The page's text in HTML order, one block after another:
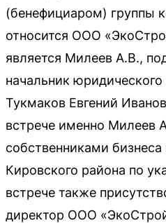
(бенефициаром) группы
относится ООО
является Милеев А.В.,
начальник
Тукмаков Евгений
встрече именно Милеев
собственниками бизнеса
Кировского района по
встрече также
директор ООО